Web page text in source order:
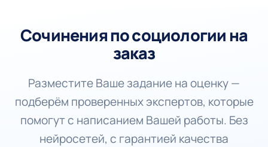
Сочинения по социологии на
заказ
Разместите Ваше задание на оценку —
подберём проверенных экспертов, которые
помогут с написанием Вашей работы. Без
нейросетей, с гарантией качества